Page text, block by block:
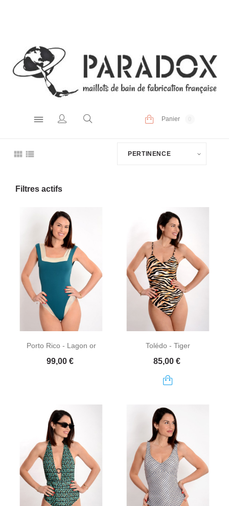
Panier
PERTINENCE
Filtres actifs
Porto Rico - Lagon or
Prix
99,00 €
Tolédo - Tiger
Prix
85,00 €